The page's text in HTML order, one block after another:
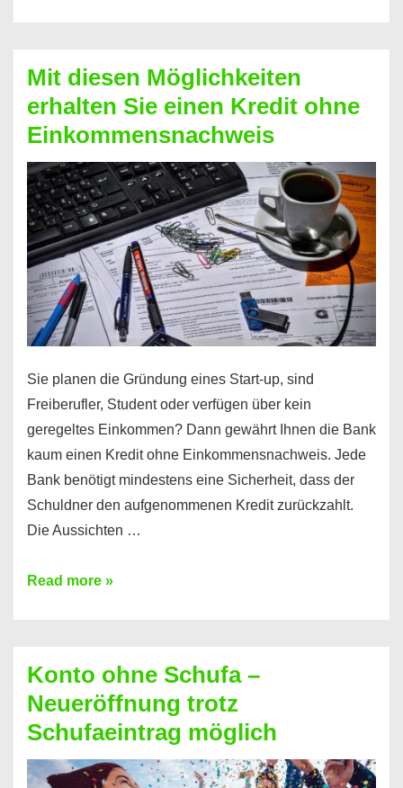
Mit diesen Möglichkeiten
erhalten Sie einen Kredit ohne
Einkommensnachweis
Sie planen die Gründung eines Start-up, sind
Freiberufler, Student oder verfügen über kein
geregeltes Einkommen? Dann gewährt Ihnen die Bank
kaum einen Kredit ohne Einkommensnachweis. Jede
Bank benötigt mindestens eine Sicherheit, dass der
Schuldner den aufgenommenen Kredit zurückzahlt.
Die Aussichten …
Mit
Sie
einen
Kredit
ohne
Einkommensnachweis
Read more »
Konto ohne Schufa –
Neueröffnung trotz
Schufaeintrag möglich